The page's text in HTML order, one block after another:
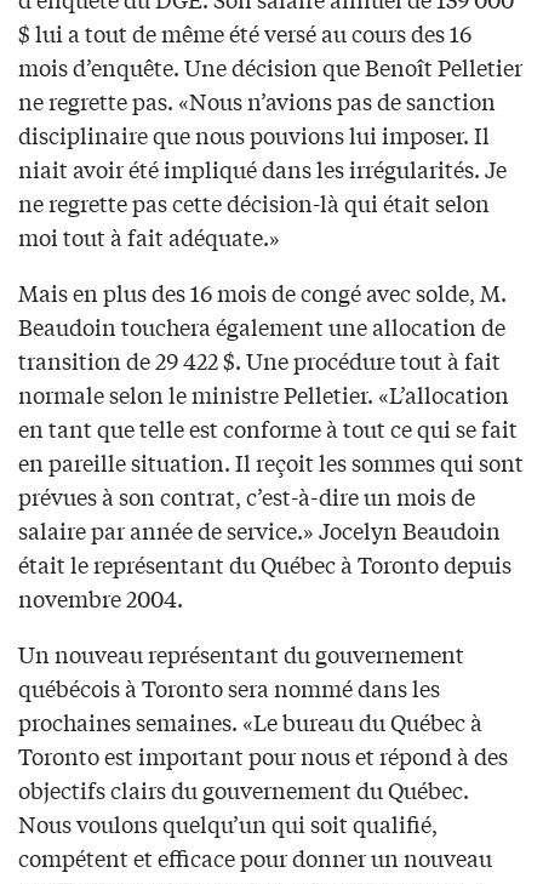
$ lui a tout de même été versé au cours des 16
mois d’enquête. Une décision que Benoît Pelletier
ne regrette pas. «Nous n’avions pas de sanction
disciplinaire que nous pouvions lui imposer. Il
niait avoir été impliqué dans les irrégularités. Je
ne regrette pas cette décision-là qui était selon
moi tout à fait adéquate.»
Mais en plus des 16 mois de congé avec solde, M.
Beaudoin touchera également une allocation de
transition de 29 422 $. Une procédure tout à fait
normale selon le ministre Pelletier. «L’allocation
en tant que telle est conforme à tout ce qui se fait
en pareille situation. Il reçoit les sommes qui sont
prévues à son contrat, c’est-à-dire un mois de
salaire par année de service.» Jocelyn Beaudoin
était le représentant du Québec à Toronto depuis
novembre 2004.
Un nouveau représentant du gouvernement
québécois à Toronto sera nommé dans les
prochaines semaines. «Le bureau du Québec à
Toronto est important pour nous et répond à des
objectifs clairs du gouvernement du Québec.
Nous voulons quelqu’un qui soit qualifié,
compétent et efficace pour donner un nouveau